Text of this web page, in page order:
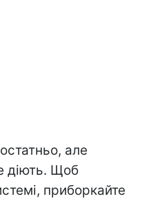
але
діють. Щоб
приборкайте